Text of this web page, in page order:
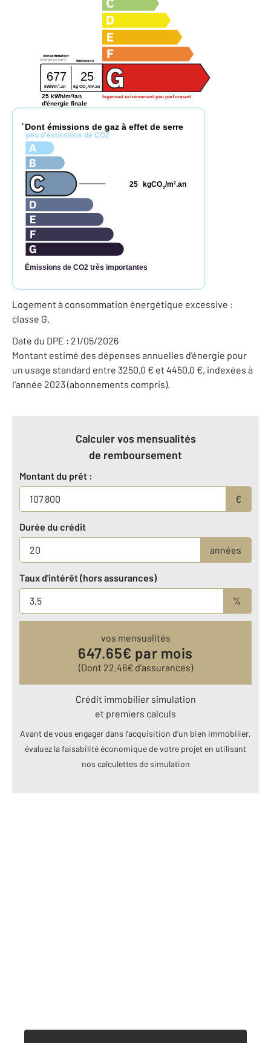
logement extrêmement peu performant
consommation
émissions
(énergie primaire)
677 25
kWh/m2.an kg CO2/m2 .an
25 kWh/m²/an
d'énergie finale
* Dont émissions de gaz à effet de serre
peu d'émissions de CO2
Émissions de CO2 très importantes
kgCO2/m2.an
25
Logement à consommation énergétique excessive :
classe G.
Date du DPE : 21/05/2026
Montant estimé des dépenses annuelles d'énergie pour
un usage standard entre 3250,0 € et 4450,0 €, indexées à
l'année 2023 (abonnements compris).
Calculer vos mensualités
de remboursement
Montant du prêt :
€
Durée du crédit
années
Taux d'intérêt (hors assurances)
%
vos mensualités
647.65€ par mois
(Dont 22.46€ d’assurances)
Crédit immobilier simulation
et premiers calculs
Avant de vous engager dans l’acquisition d’un bien immobilier,
évaluez la faisabilité économique de votre projet en utilisant
nos calculettes de simulation